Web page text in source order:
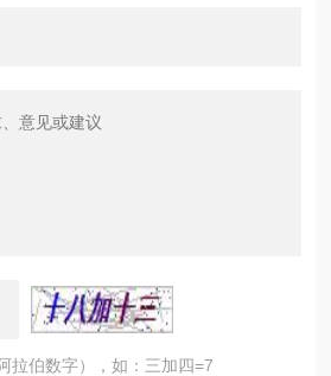
拉伯数字），如：三加四=7